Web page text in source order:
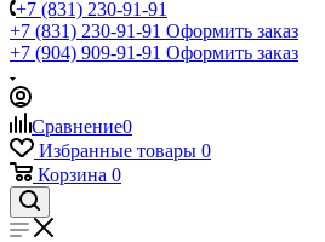
+7 (831) 230-91-91
+7 (831) 230-91-91 Оформить заказ
+7 (904) 909-91-91 Оформить заказ
Сравнение0
Избранные товары 0
Корзина 0